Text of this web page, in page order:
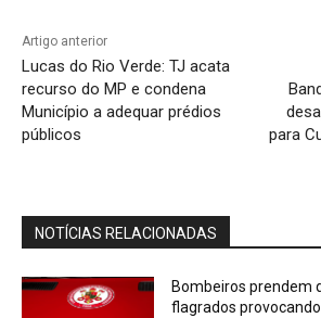
Artigo anterior
Lucas do Rio Verde: TJ acata
recurso do MP e condena
Município a adequar prédios
públicos
para
NOTÍCIAS RELACIONADAS
Bombeiros prendem
flagrados